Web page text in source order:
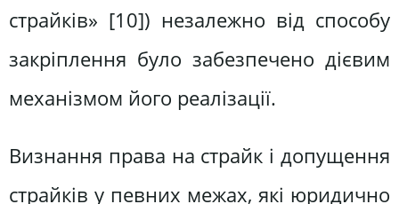
страйків» [10]) незалежно від способу
закріплення було забезпечено дієвим
механізмом його реалізації.
Визнання права на страйк і допущення
страйків у певних межах, які юридично